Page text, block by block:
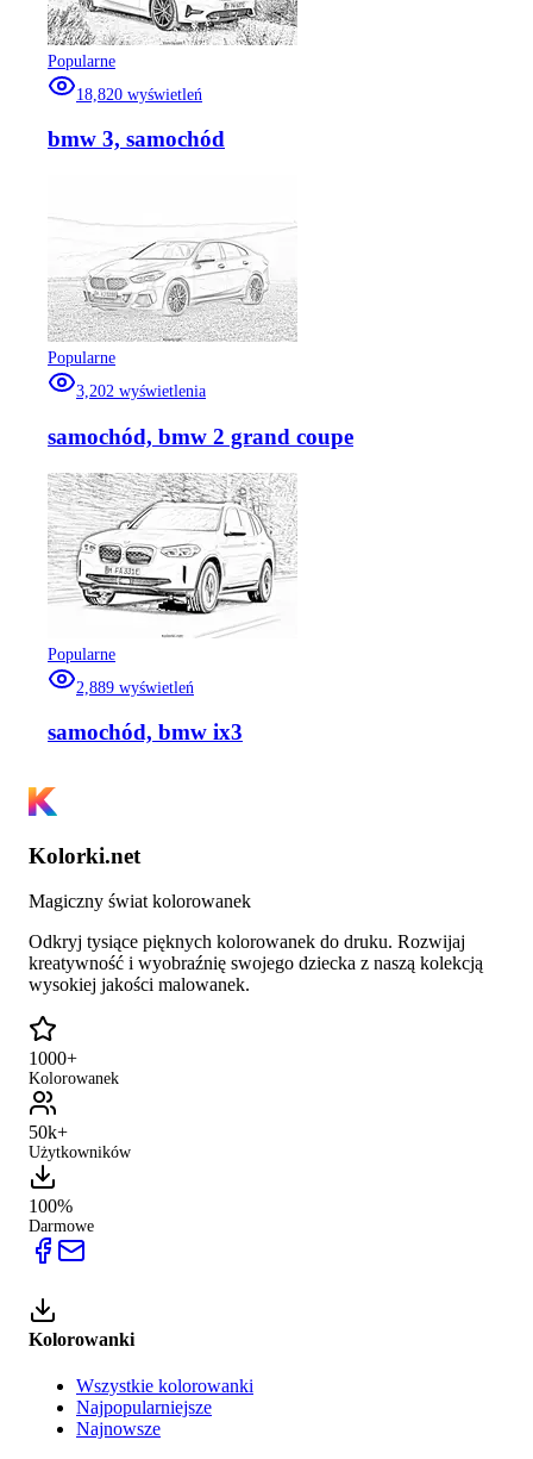
Popularne
18,820 wyświetleń
bmw 3, samochód
Popularne
3,202 wyświetlenia
samochód, bmw 2 grand coupe
Popularne
2,889 wyświetleń
samochód, bmw ix3
Kolorki.net
Magiczny świat kolorowanek
Odkryj tysiące pięknych kolorowanek do druku. Rozwijaj
kreatywność i wyobraźnię swojego dziecka z naszą kolekcją
wysokiej jakości malowanek.
1000+
Kolorowanek
50k+
Użytkowników
100%
Darmowe
Kolorowanki
Wszystkie kolorowanki
Najpopularniejsze
Najnowsze